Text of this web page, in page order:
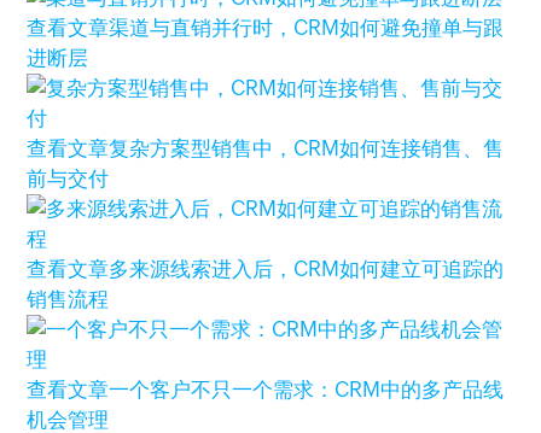
查看文章渠道与直销并行时，CRM如何避免撞单与跟
进断层
查看文章复杂方案型销售中，CRM如何连接销售、售
前与交付
查看文章多来源线索进入后，CRM如何建立可追踪的
销售流程
查看文章一个客户不只一个需求：CRM中的多产品线
机会管理